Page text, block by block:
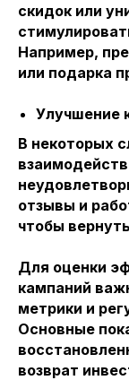
скидок или
Например,
или подарка
Улучшение
В некоторых
отзывы и
чтобы
Для оценки
кампаний
метрики и
Основные
возврат